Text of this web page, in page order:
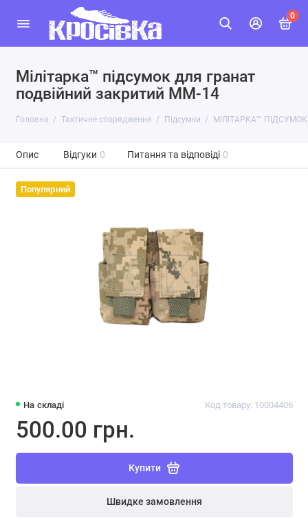
0
Мілітарка™ підсумок для гранат
подвійний закритий ММ-14
Головна Тактичне спорядження Підсумки МІЛІТАРКА™
Опис Відгуки 0 Питання та відповіді 0
Популярний
На складі Код товару: 10004406
500.00 грн.
Купити
Швидке замовлення